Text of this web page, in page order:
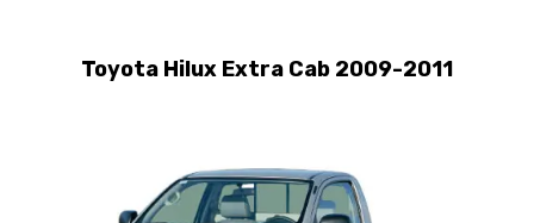
Toyota Hilux Extra Cab 2009-2011